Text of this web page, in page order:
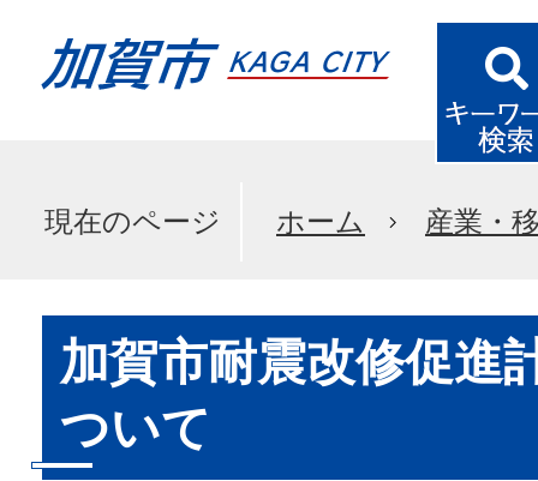
現在のページ ホーム 産業・
加賀市耐震改修促進
ついて